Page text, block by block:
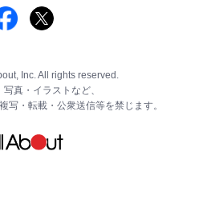
Inc. All rights reserved.
真・イラストなど、
写・転載・公衆送信等を禁じます。